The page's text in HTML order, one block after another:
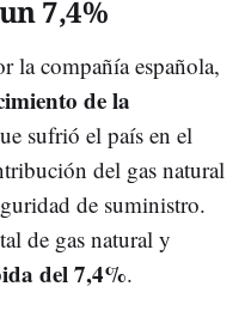
7,4%
la compañía española,
de la
sufrió el país en el
del gas natural
de suministro.
de gas natural y
del 7,4%.